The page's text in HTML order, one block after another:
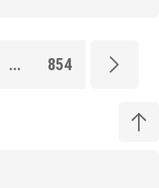
... 854